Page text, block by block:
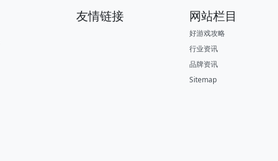
友情链接 网站栏目
好游戏攻略
行业资讯
品牌资讯
Sitemap